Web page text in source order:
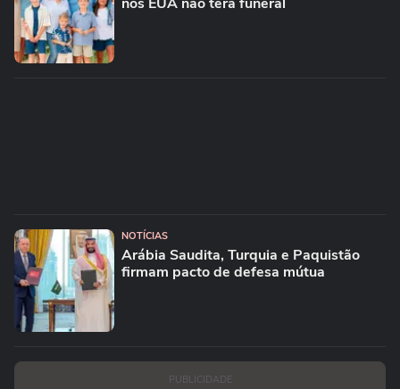
NOTÍCIAS
Arábia Saudita, Turquia e Paquistão
firmam pacto de defesa mútua
PUBLICIDADE